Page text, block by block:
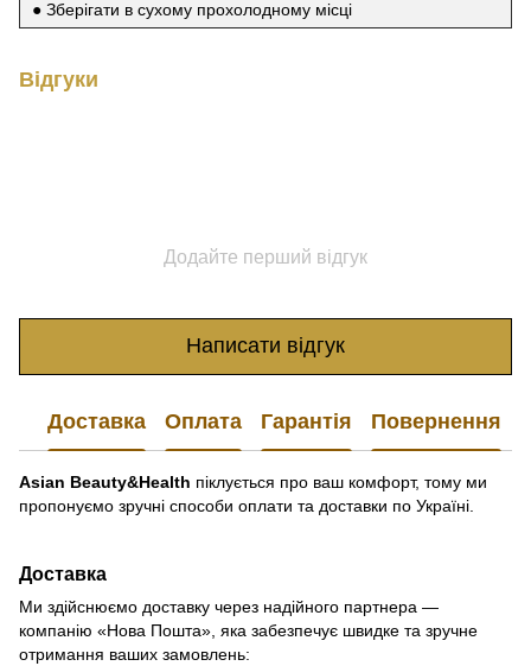
● Зберігати в сухому прохолодному місці
Відгуки
Додайте перший відгук
Написати відгук
Доставка Оплата Гарантія Повернення
Asian Beauty&Health піклується про ваш комфорт, тому ми
пропонуємо зручні способи оплати та доставки по Україні.
Доставка
Ми здійснюємо доставку через надійного партнера —
компанію «Нова Пошта», яка забезпечує швидке та зручне
отримання ваших замовлень: